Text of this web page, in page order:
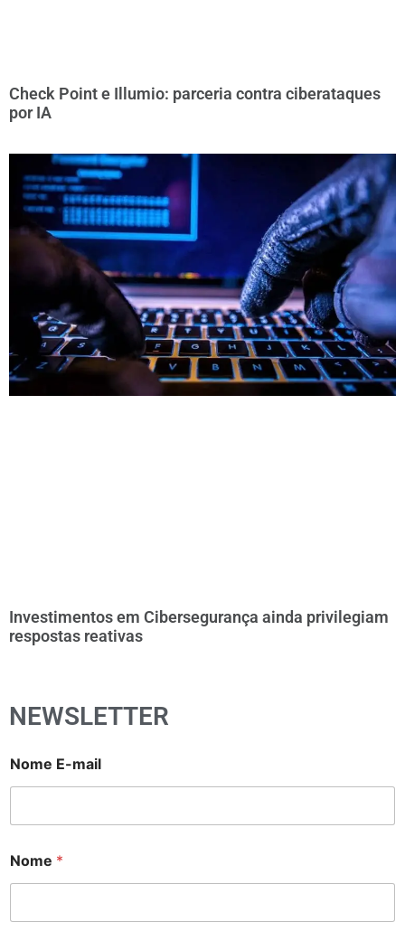
Check Point e Illumio: parceria contra ciberataques
por IA
Investimentos em Cibersegurança ainda privilegiam
respostas reativas
NEWSLETTER
Nome E-mail
Nome *